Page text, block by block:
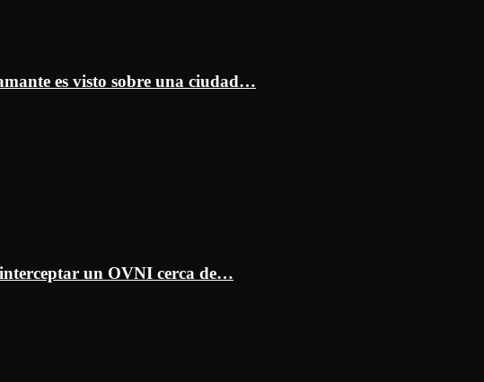
es visto sobre una ciudad…
interceptar un OVNI cerca de…